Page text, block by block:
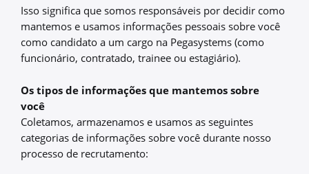
Isso significa que somos responsáveis por decidir como
mantemos e usamos informações pessoais sobre você
como candidato a um cargo na Pegasystems (como
funcionário, contratado, trainee ou estagiário).
Os tipos de informações que mantemos sobre
você
Coletamos, armazenamos e usamos as seguintes
categorias de informações sobre você durante nosso
processo de recrutamento: